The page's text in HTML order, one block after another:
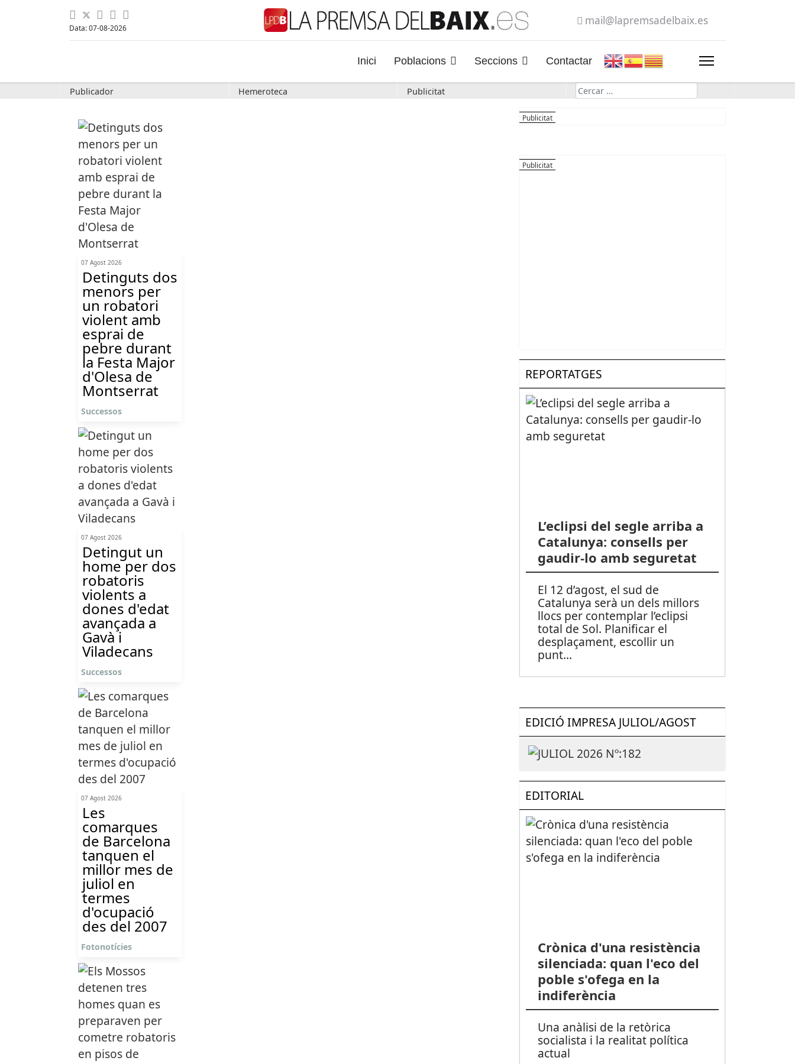
Data: 07-08-2026
mail@lapremsadelbaix.es
Inici Poblacions Seccions Contactar
Publicador Hemeroteca Publicitat Cerca
07 Agost 2026
Detinguts dos
menors per
un robatori
violent amb
esprai de
pebre durant
la Festa Major
d'Olesa de
Montserrat
Successos
07 Agost 2026
Detingut un
home per dos
robatoris
violents a
dones d'edat
avançada a
Gavà i
Viladecans
Successos
07 Agost 2026
Les
comarques
de Barcelona
tanquen el
millor mes de
juliol en
termes
d'ocupació
des del 2007
Fotonotícies
REPORTATGES
L’eclipsi del segle arriba a
Catalunya: consells per
gaudir-lo amb seguretat
El 12 d’agost, el sud de
Catalunya serà un dels millors
llocs per contemplar l’eclipsi
total de Sol. Planificar el
desplaçament, escollir un
punt...
EDICIÓ IMPRESA JULIOL/AGOST
EDITORIAL
Crònica d'una resistència
silenciada: quan l'eco del
poble s'ofega en la
indiferència
Una anàlisi de la retòrica
socialista i la realitat política
actual